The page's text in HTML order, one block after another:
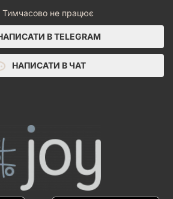
Тимчасово не працює
В TELEGRAM
НАПИСАТИ В ЧАТ